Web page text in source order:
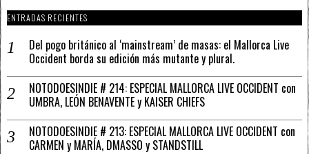
ENTRADAS RECIENTES
Del pogo británico al ‘mainstream’ de masas: el Mallorca Live
Occident borda su edición más mutante y plural.
NOTODOESINDIE # 214: ESPECIAL MALLORCA LIVE OCCIDENT con
UMBRA, LEÓN BENAVENTE y KAISER CHIEFS
NOTODOESINDIE # 213: ESPECIAL MALLORCA LIVE OCCIDENT con
CARMEN y MARÍA, DMASSO y STANDSTILL